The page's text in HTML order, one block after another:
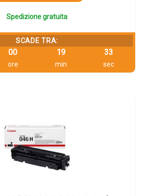
Spedizione gratuita
SCADE TRA:
00
ore
19
min
32
sec